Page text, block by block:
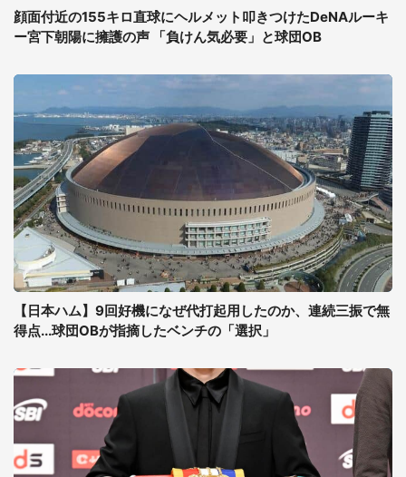
顔面付近の155キロ直球にヘルメット叩きつけたDeNAルーキ
ー宮下朝陽に擁護の声 「負けん気必要」と球団OB
【日本ハム】9回好機になぜ代打起用したのか、連続三振で無
得点...球団OBが指摘したベンチの「選択」